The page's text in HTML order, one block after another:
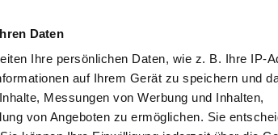
Daten
Ihre persönlichen Daten, wie z. B. Ihre IP-
auf Ihrem Gerät zu speichern und
Messungen von Werbung und Inhalten,
von Angeboten zu ermöglichen. Sie